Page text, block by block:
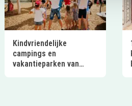
Kindvriendelijke
campings en
vakantieparken van